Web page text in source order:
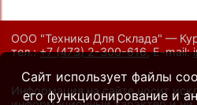
ООО "Техника Для Склада" —
тел.:+7 (473) 2-300-616,E-mail:
Информация на сайте носит
Сайт использует файлы
его функционирование и